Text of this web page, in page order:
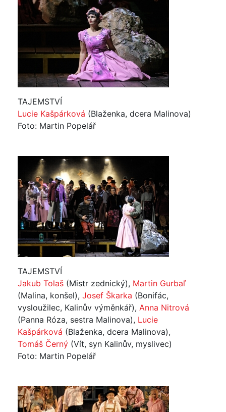
TAJEMSTVÍ
Lucie Kašpárková (Blaženka, dcera Malinova)
Foto: Martin Popelář
TAJEMSTVÍ
Jakub Tolaš (Mistr zednický), Martin Gurbaľ
(Malina, konšel), Josef Škarka (Bonifác,
vysloužilec, Kalinův výměnkář), Anna Nitrová
(Panna Róza, sestra Malinova), Lucie
Kašpárková (Blaženka, dcera Malinova),
Tomáš Černý (Vít, syn Kalinův, myslivec)
Foto: Martin Popelář